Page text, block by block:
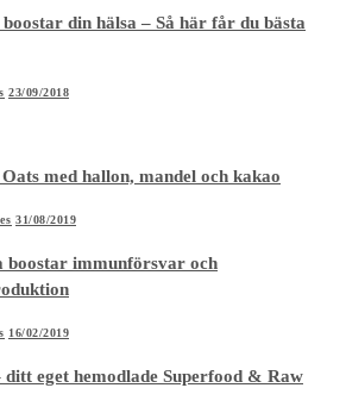
din hälsa – Så här får du bästa
23/09/2018
med hallon, mandel och kakao
31/08/2019
boostar immunförsvar och
16/02/2019
eget hemodlade Superfood & Raw